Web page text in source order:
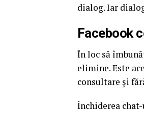
dialog. Iar
Facebook
În loc să
elimine. Este
consultare și
Închiderea